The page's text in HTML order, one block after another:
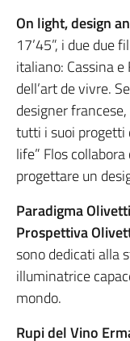
On light, design
17’45”, i due due
italiano: Cassina
dell’art de vivre.
designer
tutti i suoi progetti
life” Flos
progettare un
Paradigma
Prospettiva
sono dedicati alla
illuminatrice
mondo.
Rupi del Vino